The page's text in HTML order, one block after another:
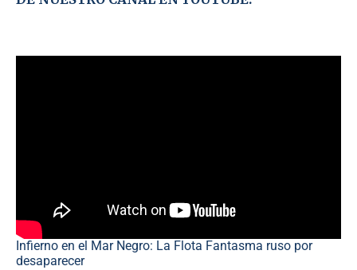
Infierno en el Mar Negro: La Flota Fantasma ruso por
desaparecer